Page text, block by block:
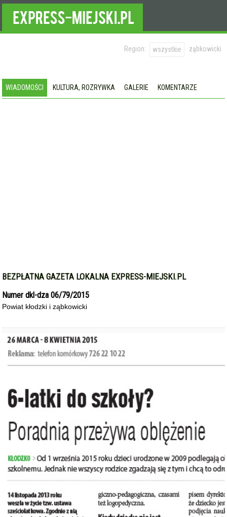
Region: wszystkie ząbkowicki
WIADOMOŚCI KULTURA, ROZRYWKA GALERIE KOMENTARZE
BEZPŁATNA GAZETA LOKALNA EXPRESS-MIEJSKI.PL
Numer dkl-dza 06/79/2015
Powiat kłodzki i ząbkowicki